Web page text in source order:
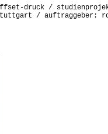
druck /
/ auftraggeber: